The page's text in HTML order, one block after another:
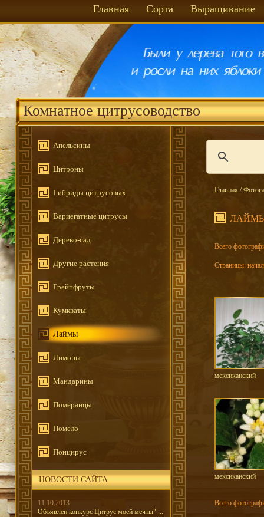
Главная Сорта Выращивание
Комнатное цитрусоводство
Апельсины
Цитроны
Гибриды цитрусовых
Вариегатные цитрусы
Дерево-сад
Другие растения
Грейпфруты
Кумкваты
Лаймы
Лимоны
Мандарины
Померанцы
Помело
Понцирус
НОВОСТИ САЙТА
11.10.2013
Объявлен конкурс Цитрус моей мечты" ...
Главная /
Всего
Страницы:
мексиканский
мексиканский
Всего